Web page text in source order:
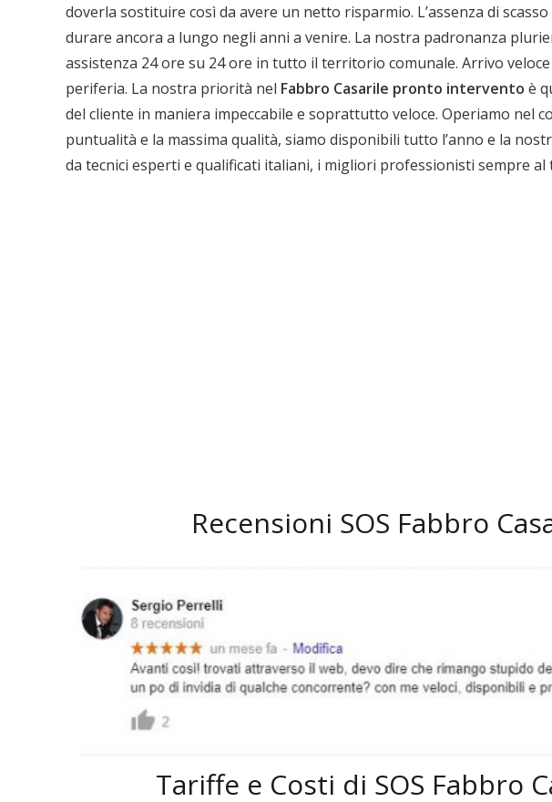
doverla sostituire così da avere un netto risparmio. L’assenza di
durare ancora a lungo negli anni a venire. La nostra padronanza
assistenza 24 ore su 24 ore in tutto il territorio comunale. Arrivo
periferia. La nostra priorità nel Fabbro Casarile pronto intervento è
del cliente in maniera impeccabile e soprattutto veloce. Operiamo nel
puntualità e la massima qualità, siamo disponibili tutto l’anno e la
da tecnici esperti e qualificati italiani, i migliori professionisti sempre al
Recensioni SOS Fabbro
Tariffe e Costi di SOS Fabbro